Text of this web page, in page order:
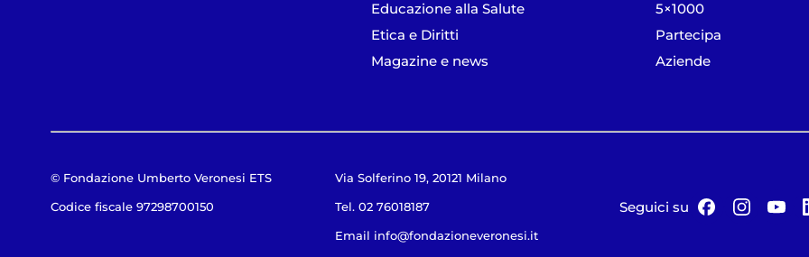
Educazione alla Salute
Etica e Diritti
Magazine e news
5×1000
Partecipa
Aziende
© Fondazione Umberto Veronesi ETS
Codice fiscale 97298700150
Via Solferino 19, 20121 Milano
Tel. 02 76018187
Email info@fondazioneveronesi.it
Seguici su